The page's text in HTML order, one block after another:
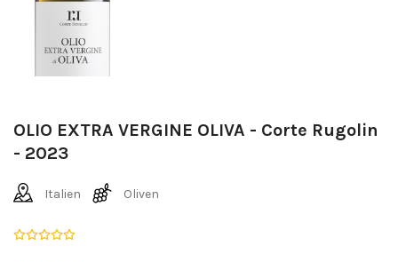
OLIO EXTRA VERGINE OLIVA - Corte Rugolin
- 2023
Italien Oliven